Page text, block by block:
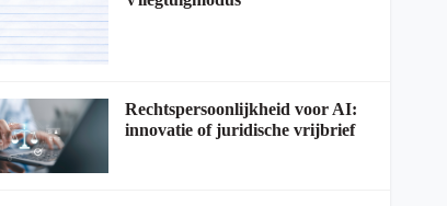
Rechtspersoonlijkheid voor AI:
innovatie of juridische vrijbrief